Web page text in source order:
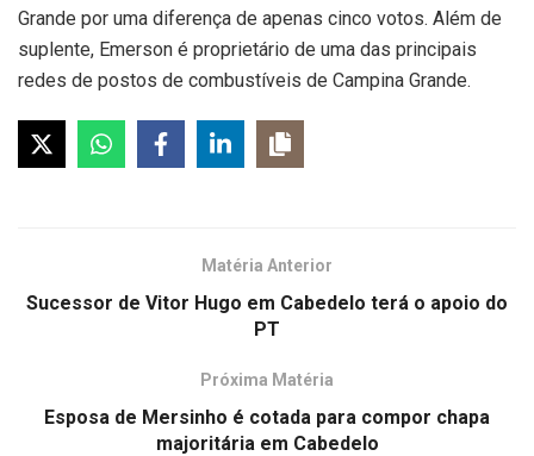
Grande por uma diferença de apenas cinco votos. Além de
suplente, Emerson é proprietário de uma das principais
redes de postos de combustíveis de Campina Grande.
Matéria Anterior
Sucessor de Vitor Hugo em Cabedelo terá o apoio do
PT
Próxima Matéria
Esposa de Mersinho é cotada para compor chapa
majoritária em Cabedelo